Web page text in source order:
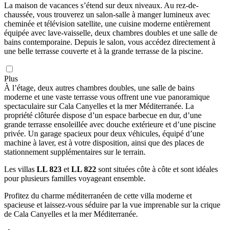
La maison de vacances s’étend sur deux niveaux. Au rez-de-
chaussée, vous trouverez un salon-salle à manger lumineux avec
cheminée et télévision satellite, une cuisine moderne entièrement
équipée avec lave-vaisselle, deux chambres doubles et une salle de
bains contemporaine. Depuis le salon, vous accédez directement à
une belle terrasse couverte et à la grande terrasse de la piscine.
Plus
À l’étage, deux autres chambres doubles, une salle de bains
moderne et une vaste terrasse vous offrent une vue panoramique
spectaculaire sur Cala Canyelles et la mer Méditerranée. La
propriété clôturée dispose d’un espace barbecue en dur, d’une
grande terrasse ensoleillée avec douche extérieure et d’une piscine
privée. Un garage spacieux pour deux véhicules, équipé d’une
machine à laver, est à votre disposition, ainsi que des places de
stationnement supplémentaires sur le terrain.
Les villas LL 823 et LL 822 sont situées côte à côte et sont idéales
pour plusieurs familles voyageant ensemble.
Profitez du charme méditerranéen de cette villa moderne et
spacieuse et laissez-vous séduire par la vue imprenable sur la crique
de Cala Canyelles et la mer Méditerranée.